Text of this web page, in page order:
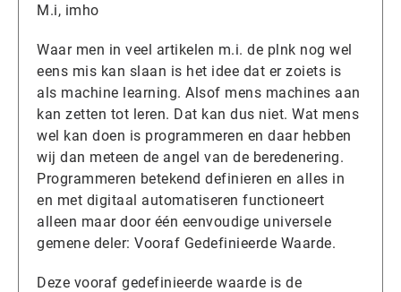
M.i, imho
Waar men in veel artikelen m.i. de plnk nog wel
eens mis kan slaan is het idee dat er zoiets is
als machine learning. Alsof mens machines aan
kan zetten tot leren. Dat kan dus niet. Wat mens
wel kan doen is programmeren en daar hebben
wij dan meteen de angel van de beredenering.
Programmeren betekend definieren en alles in
en met digitaal automatiseren functioneert
alleen maar door één eenvoudige universele
gemene deler: Vooraf Gedefinieerde Waarde.
Deze vooraf gedefinieerde waarde is de